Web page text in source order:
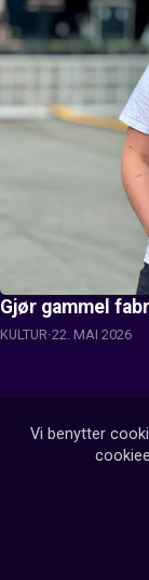
Gjør gammel
KULTUR 22. MAI 2026
Vi benytter